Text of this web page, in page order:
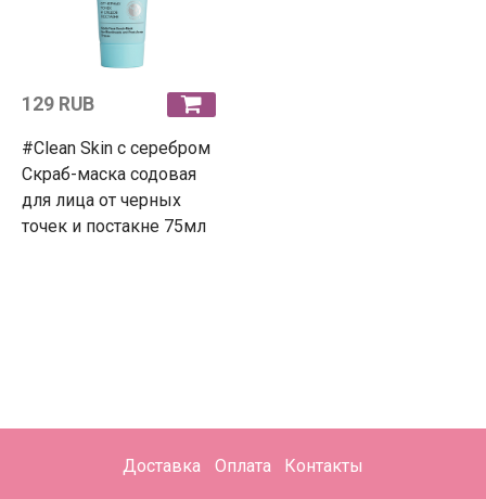
129 RUB
#Clean Skin с серебром
Скраб-маска содовая
для лица от черных
точек и постакне 75мл
Доставка Оплата Контакты